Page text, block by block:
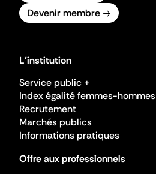
Devenir membre
L'institution
Service public +
Index égalité femmes-hommes
Recrutement
Marchés publics
Informations pratiques
Offre aux professionnels